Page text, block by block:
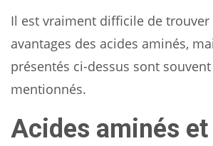
Il est vraiment difficile de trouver
avantages des acides aminés,
présentés ci-dessus sont
mentionnés.
Acides aminés